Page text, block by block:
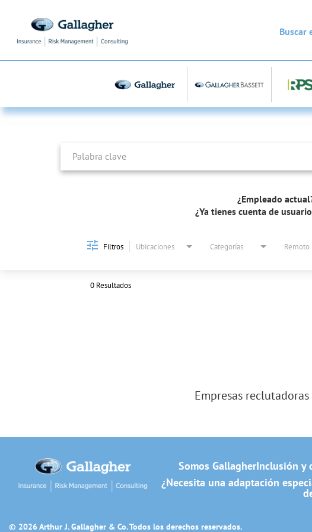
Buscar
Job Search Page
¿Empleado
¿Ya tienes cuenta de
Filtros Ubicaciones Categorías Remoto
0 Resultados
Empresas
Somos GallagherInclusión y
¿Necesita una adaptación
© 2026 Arthur J. Gallagher & Co. Todos los derechos reservados.